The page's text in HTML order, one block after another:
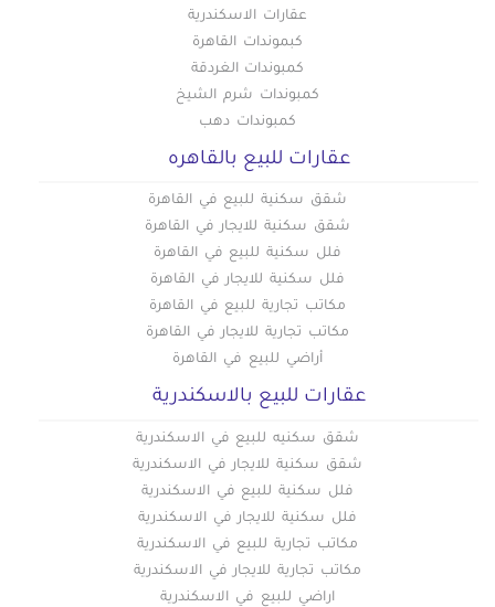
عقارات الاسكندرية
كبموندات القاهرة
كمبوندات الغردقة
كمبوندات شرم الشيخ
كمبوندات دهب
عقارات للبيع بالقاهره
شقق سكنية للبيع في القاهرة
شقق سكنية للايجار في القاهرة
فلل سكنية للبيع في القاهرة
فلل سكنية للايجار في القاهرة
مكاتب تجارية للبيع في القاهرة
مكاتب تجارية للايجار في القاهرة
أراضي للبيع في القاهرة
عقارات للبيع بالاسكندرية
شقق سكنيه للبيع في الاسكندرية
شقق سكنية للايجار في الاسكندرية
فلل سكنية للبيع في الاسكندرية
فلل سكنية للايجار في الاسكندرية
مكاتب تجارية للبيع في الاسكندرية
مكاتب تجارية للايجار في الاسكندرية
اراضي للبيع في الاسكندرية